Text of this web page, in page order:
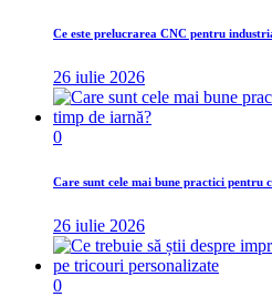
Ce este prelucrarea CNC pentru
26 iulie 2026
0
Care sunt cele mai bune practici
26 iulie 2026
0